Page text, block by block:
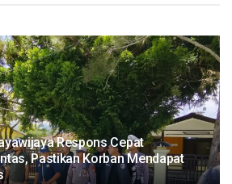
Respons Cepat
Pastikan Korban Mendapat